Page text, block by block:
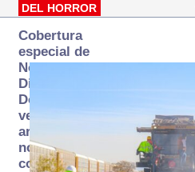
DEL HORROR
Cobertura
especial de
Norte
Digital:
Donde la
verdad
arde… pero
no se
consume